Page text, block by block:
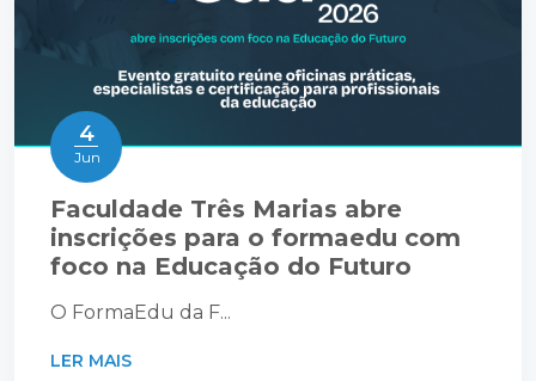
4
Jun
Faculdade Três Marias abre
inscrições para o formaedu com
foco na Educação do Futuro
O FormaEdu da F...
LER MAIS